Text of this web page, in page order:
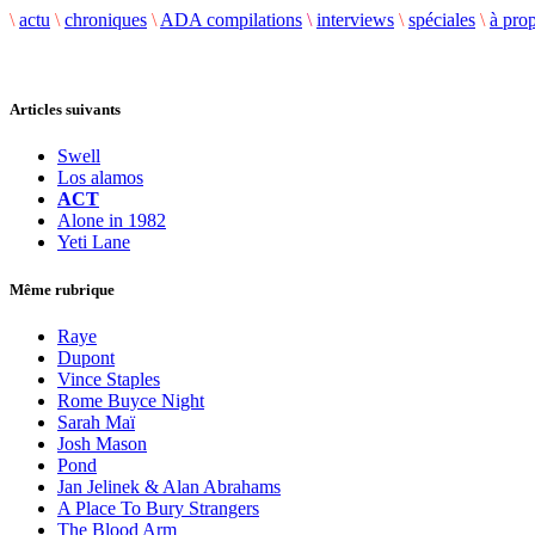
\ actu \ chroniques \ ADA compilations \ interviews \ spéciales \ à
Articles suivants
Swell
Los alamos
ACT
Alone in 1982
Yeti Lane
Même rubrique
Raye
Dupont
Vince Staples
Rome Buyce Night
Sarah Maï
Josh Mason
Pond
Jan Jelinek & Alan Abrahams
A Place To Bury Strangers
The Blood Arm